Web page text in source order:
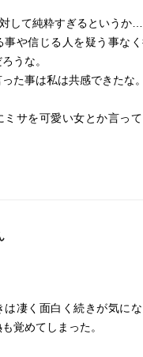
して純粋すぎるというか…
事や信じる人を疑う事な
うな。
た事は私は共感できたな。
ミサを可愛い女とか言っ
は凄く面白く続きが気に
覚めてしまった。